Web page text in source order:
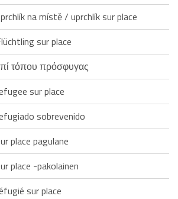
na místě / uprchlík sur place
sur place
τόπου πρόσφυγας
sur place
sobrevenido
place pagulane
place -pakolainen
sur place